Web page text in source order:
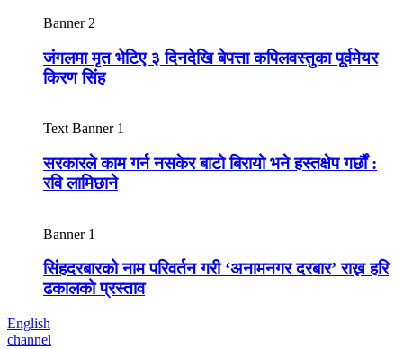
Banner 2
जंगलमा मृत भेटिए ३ दिनदेखि बेपत्ता कपिलवस्तुका पूर्वमेयर
किरण सिंह
Text Banner 1
सरकारले काम गर्न नसकेर बाटो बिरायो भने हस्तक्षेप गर्छौं :
रवि लामिछाने
Banner 1
सिंहदरबारको नाम परिवर्तन गरी ‘अनामनगर दरबार’ राख्न हरि
ढकालको प्रस्ताव
English
channel